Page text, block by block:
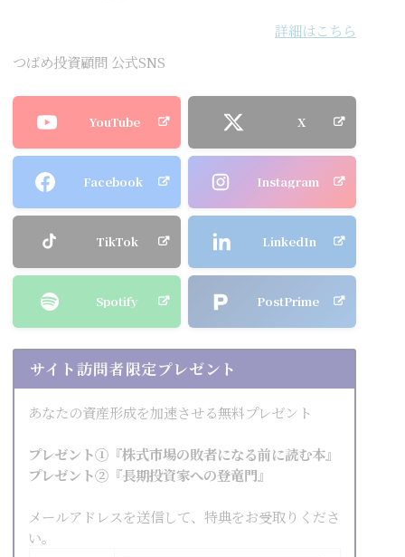
詳細はこちら
つばめ投資顧問 公式SNS
YouTube X
Facebook Instagram
TikTok LinkedIn
Spotify PostPrime
サイト訪問者限定プレゼント
あなたの資産形成を加速させる無料プレゼント
プレゼント①『株式市場の敗者になる前に読む本』
プレゼント②『長期投資家への登竜門』
メールアドレスを送信して、特典をお受取りくださ
い。